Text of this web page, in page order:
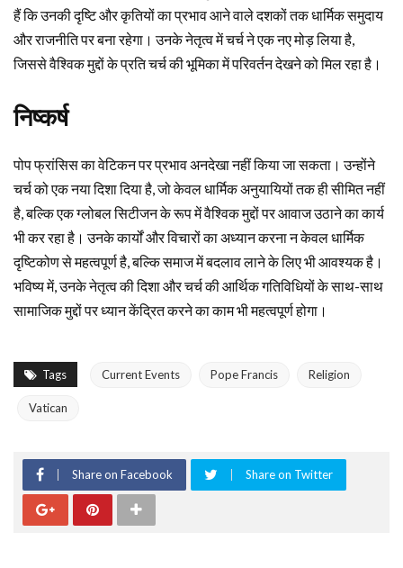
हैं कि उनकी दृष्टि और कृतियों का प्रभाव आने वाले दशकों तक धार्मिक समुदाय
और राजनीति पर बना रहेगा। उनके नेतृत्व में चर्च ने एक नए मोड़ लिया है,
जिससे वैश्विक मुद्दों के प्रति चर्च की भूमिका में परिवर्तन देखने को मिल रहा है।
निष्कर्ष
पोप फ्रांसिस का वेटिकन पर प्रभाव अनदेखा नहीं किया जा सकता। उन्होंने
चर्च को एक नया दिशा दिया है, जो केवल धार्मिक अनुयायियों तक ही सीमित नहीं
है, बल्कि एक ग्लोबल सिटीजन के रूप में वैश्विक मुद्दों पर आवाज उठाने का कार्य
भी कर रहा है। उनके कार्यों और विचारों का अध्यान करना न केवल धार्मिक
दृष्टिकोण से महत्वपूर्ण है, बल्कि समाज में बदलाव लाने के लिए भी आवश्यक है।
भविष्य में, उनके नेतृत्व की दिशा और चर्च की आर्थिक गतिविधियों के साथ-साथ
सामाजिक मुद्दों पर ध्यान केंद्रित करने का काम भी महत्वपूर्ण होगा।
Tags Current Events Pope Francis Religion
Vatican
Share on Facebook Share on Twitter